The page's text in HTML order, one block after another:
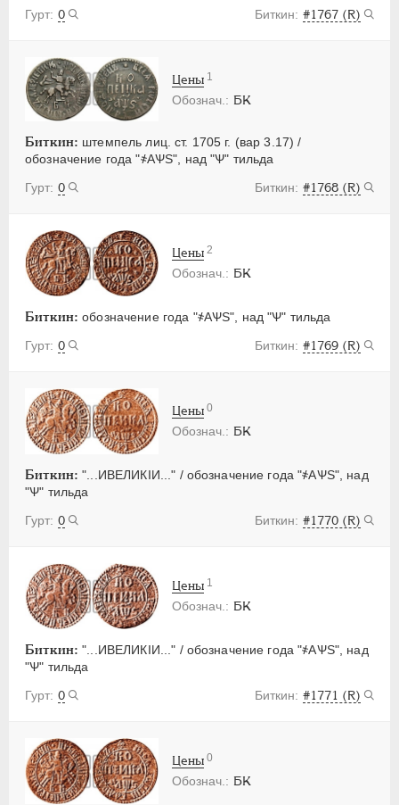
0
#1767 (R)
БК
Биткин: штемпель лиц. ст. 1705 г. (вар 3.17) /
обозначение года "҂АѰS", над "Ѱ" тильда
0
#1768 (R)
Цены 1
БК
Биткин: обозначение года "҂АѰS", над "Ѱ" тильда
0
#1769 (R)
Цены 2
БК
Биткин: "...ИВЕЛИКIИ..." / обозначение года "҂АѰS", над
"Ѱ" тильда
0
#1770 (R)
Цены 0
БК
Биткин: "...ИВЕЛИКIИ..." / обозначение года "҂АѰS", над
"Ѱ" тильда
0
#1771 (R)
Цены 1
БК
Цены 0